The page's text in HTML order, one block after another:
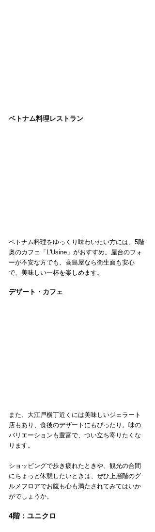
ベトナム料理レストラン
ベトナム料理をゆっくり味わいたい方には、5階
奥のカフェ「L'Usine」がおすすめ。屋台のフォ
ーが不安な方でも、高島屋なら衛生面も安心
で、美味しい一杯を楽しめます。
デザート・カフェ
また、大江戸横丁近くには美味しいジェラート
店もあり、食後のデザートにもぴったり。味の
バリエーションも豊富で、つい立ち寄りたくな
ります。
ショッピングで歩き疲れたときや、観光の合間
にちょっと休憩したいときは、ぜひ上層階のグ
ルメフロアでお腹も心も満たされてみてはいか
がでしょうか。
4階：ユニクロ